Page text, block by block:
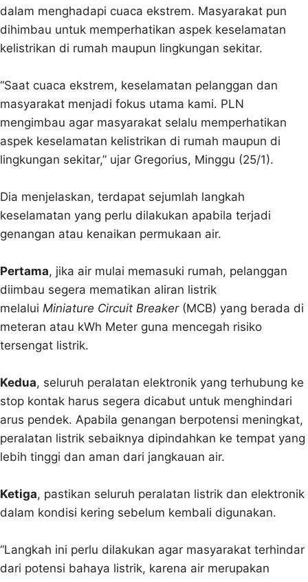
dalam menghadapi cuaca ekstrem. Masyarakat pun
dihimbau untuk memperhatikan aspek keselamatan
kelistrikan di rumah maupun lingkungan sekitar.
“Saat cuaca ekstrem, keselamatan pelanggan dan
masyarakat menjadi fokus utama kami. PLN
mengimbau agar masyarakat selalu memperhatikan
aspek keselamatan kelistrikan di rumah maupun di
lingkungan sekitar,” ujar Gregorius, Minggu (25/1).
Dia menjelaskan, terdapat sejumlah langkah
keselamatan yang perlu dilakukan apabila terjadi
genangan atau kenaikan permukaan air.
Pertama, jika air mulai memasuki rumah, pelanggan
diimbau segera mematikan aliran listrik
melalui Miniature Circuit Breaker(MCB) yang berada di
meteran atau kWh Meter guna mencegah risiko
tersengat listrik.
Kedua, seluruh peralatan elektronik yang terhubung ke
stop kontak harus segera dicabut untuk menghindari
arus pendek. Apabila genangan berpotensi meningkat,
peralatan listrik sebaiknya dipindahkan ke tempat yang
lebih tinggi dan aman dari jangkauan air.
Ketiga, pastikan seluruh peralatan listrik dan elektronik
dalam kondisi kering sebelum kembali digunakan.
“Langkah ini perlu dilakukan agar masyarakat terhindar
dari potensi bahaya listrik, karena air merupakan